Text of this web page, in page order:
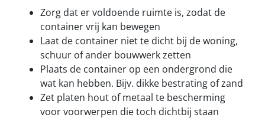
Zorg dat er voldoende ruimte is, zodat de
container vrij kan bewegen
Laat de container niet te dicht bij de woning,
schuur of ander bouwwerk zetten
Plaats de container op een ondergrond die
wat kan hebben. Bijv. dikke bestrating of zand
Zet platen hout of metaal te bescherming
voor voorwerpen die toch dichtbij staan